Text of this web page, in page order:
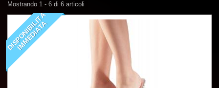
Mostrando 1 - 6 di 6 articoli
D
I
S
P
O
N
I
B
I
L
I
T
À
I
M
M
E
D
I
A
T
A